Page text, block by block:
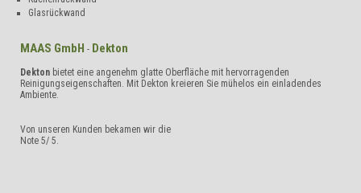
Glasrückwand
MAAS GmbH - Dekton
Dekton bietet eine angenehm glatte Oberfläche mit hervorragenden
Reinigungseigenschaften. Mit Dekton kreieren Sie mühelos ein einladendes
Ambiente.
Von unseren Kunden bekamen wir die
Note 5/ 5.